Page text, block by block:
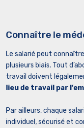
Connaître le
Le salarié peut
plusieurs biais. Tout
travail doivent
lieu de travail par
Par ailleurs, chaque
individuel, sécurisé et